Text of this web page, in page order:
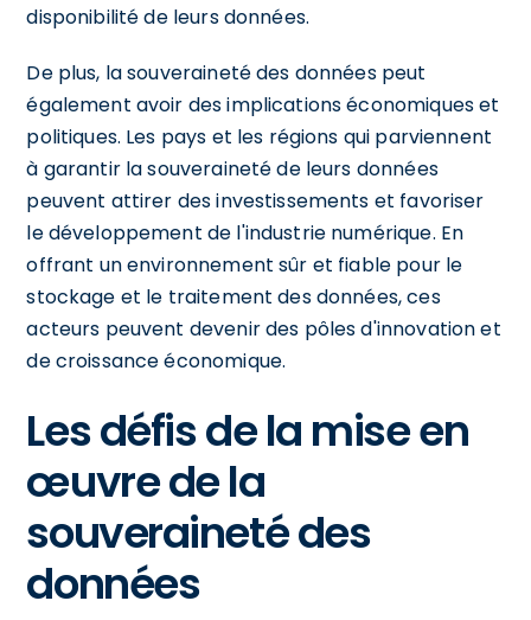
disponibilité de leurs données.
De plus, la souveraineté des données peut
également avoir des implications économiques et
politiques. Les pays et les régions qui parviennent
à garantir la souveraineté de leurs données
peuvent attirer des investissements et favoriser
le développement de l'industrie numérique. En
offrant un environnement sûr et fiable pour le
stockage et le traitement des données, ces
acteurs peuvent devenir des pôles d'innovation et
de croissance économique.
Les défis de la mise en
œuvre de la
souveraineté des
données